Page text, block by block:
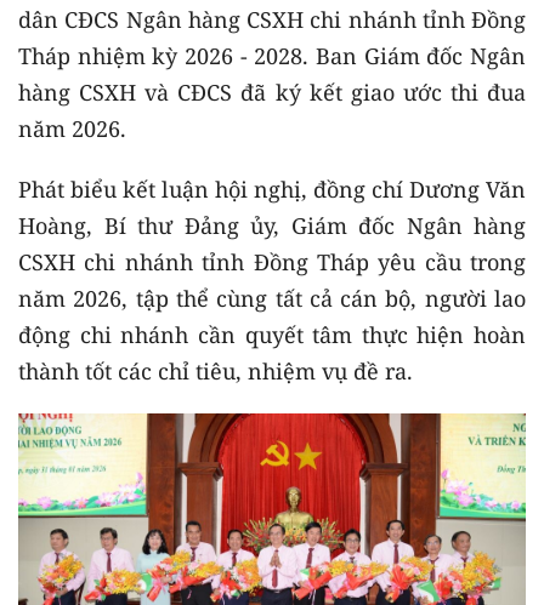
dân CĐCS Ngân hàng CSXH chi nhánh tỉnh Đồng
Tháp nhiệm kỳ 2026 - 2028. Ban Giám đốc Ngân
hàng CSXH và CĐCS đã ký kết giao ước thi đua
năm 2026.
Phát biểu kết luận hội nghị, đồng chí Dương Văn
Hoàng, Bí thư Đảng ủy, Giám đốc Ngân hàng
CSXH chi nhánh tỉnh Đồng Tháp yêu cầu trong
năm 2026, tập thể cùng tất cả cán bộ, người lao
động chi nhánh cần quyết tâm thực hiện hoàn
thành tốt các chỉ tiêu, nhiệm vụ đề ra.